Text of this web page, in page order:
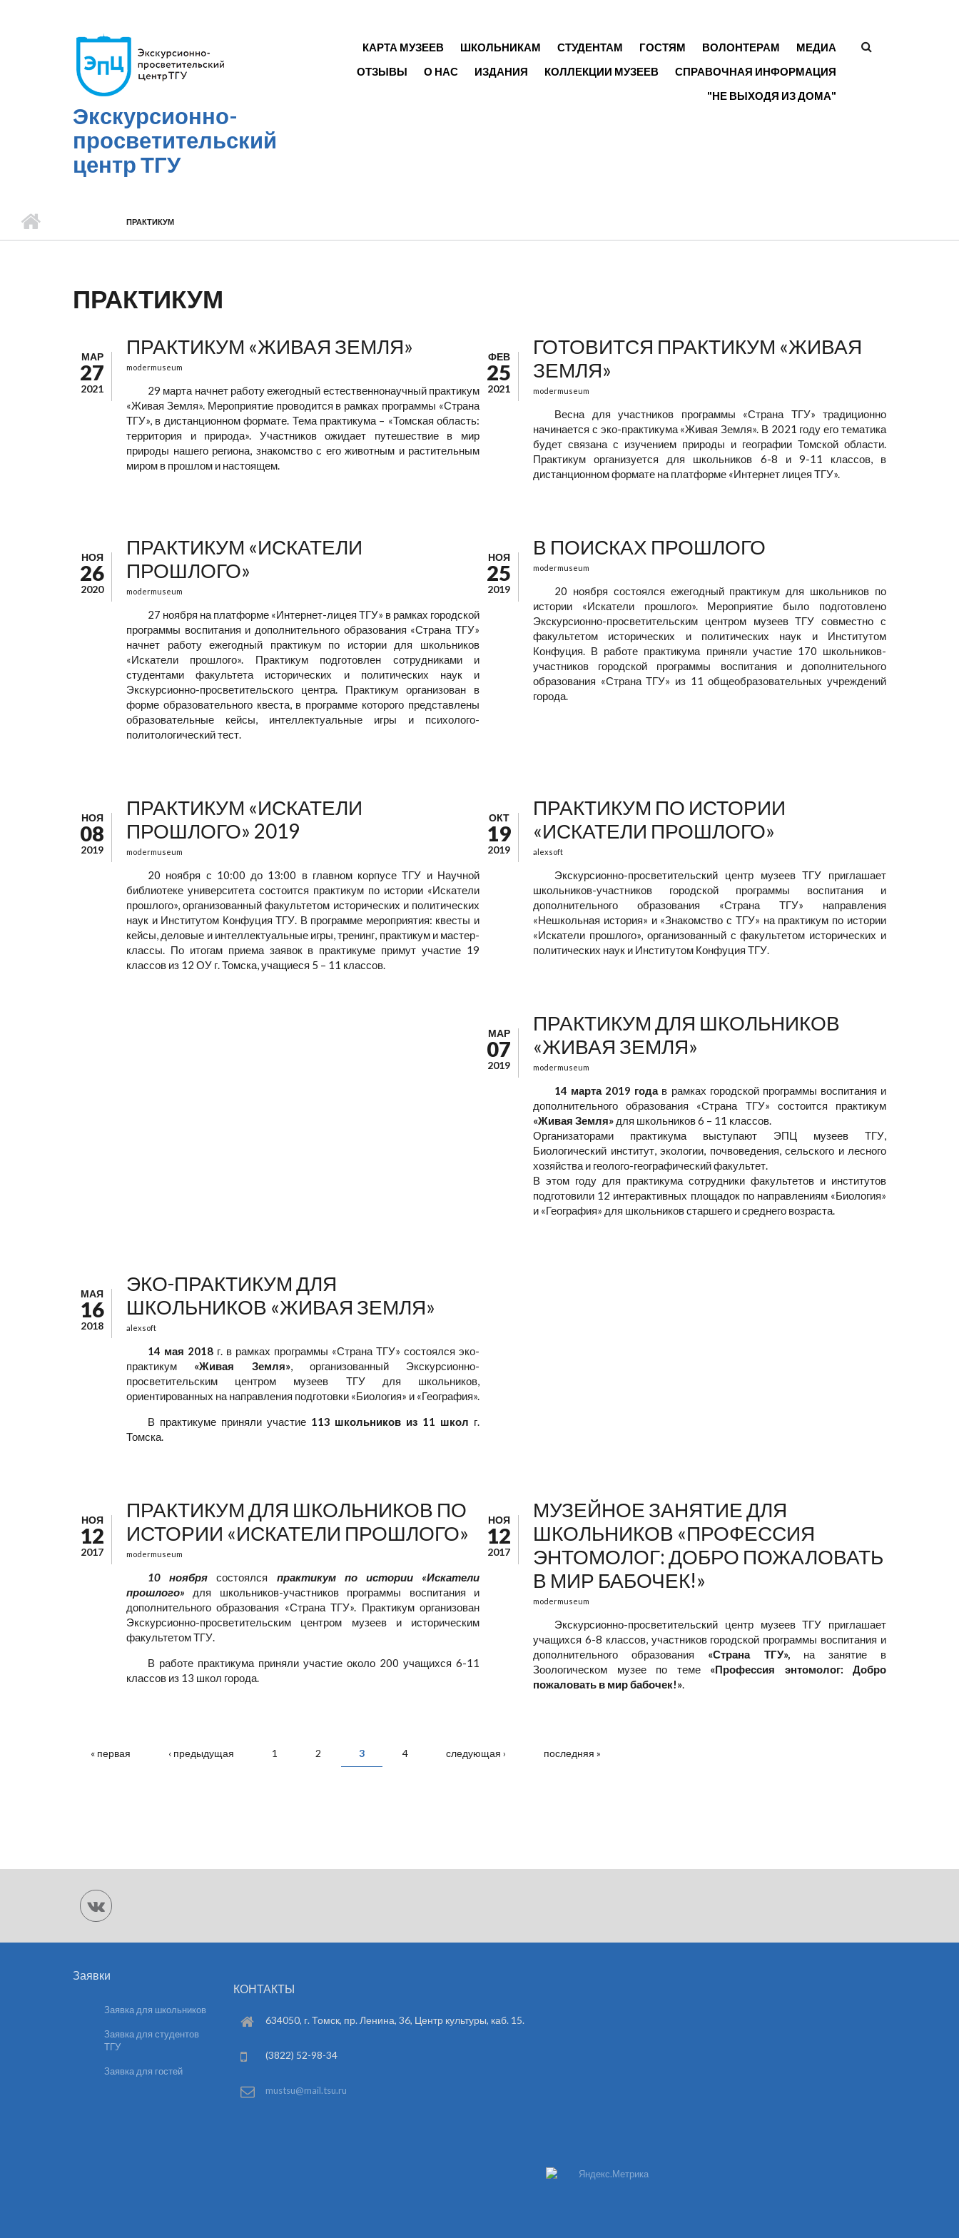
Экскурсионно-
просветительский
центр ТГУ
ФОРМА
ГЛАВНОЕ МЕНЮ
КАРТА МУЗЕЕВ ШКОЛЬНИКАМ СТУДЕНТАМ ГОСТЯМ ВОЛОНТЕРАМ
МЕДИА
ОТЗЫВЫ
О НАС ИЗДАНИЯ КОЛЛЕКЦИИ МУЗЕЕВ
СПРАВОЧНАЯ ИНФОРМАЦИЯ
"НЕ ВЫХОДЯ ИЗ ДОМА"
ПРАКТИКУМ
ПРАКТИКУМ
МАР
27
2021
ПРАКТИКУМ «ЖИВАЯ ЗЕМЛЯ»
modermuseum
29 марта начнет работу ежегодный естественнонаучный практикум
«Живая Земля». Мероприятие проводится в рамках программы «Страна
ТГУ», в дистанционном формате. Тема практикума – «Томская область:
территория и природа». Участников ожидает путешествие в мир
природы нашего региона, знакомство с его животным и растительным
миром в прошлом и настоящем.
ФЕВ
25
2021
ГОТОВИТСЯ ПРАКТИКУМ «ЖИВАЯ
ЗЕМЛЯ»
modermuseum
Весна для участников программы «Страна ТГУ» традиционно
начинается с эко-практикума «Живая Земля». В 2021 году его тематика
будет связана с изучением природы и географии Томской области.
Практикум организуется для школьников 6-8 и 9-11 классов, в
дистанционном формате на платформе «Интернет лицея ТГУ».
НОЯ
26
2020
ПРАКТИКУМ «ИСКАТЕЛИ
ПРОШЛОГО»
modermuseum
27 ноября на платформе «Интернет-лицея ТГУ» в рамках городской
программы воспитания и дополнительного образования «Страна ТГУ»
начнет работу ежегодный практикум по истории для школьников
«Искатели прошлого». Практикум подготовлен сотрудниками и
студентами факультета исторических и политических наук и
Экскурсионно-просветительского центра. Практикум организован в
форме образовательного квеста, в программе которого представлены
образовательные кейсы, интеллектуальные игры и психолого-
политологический тест.
НОЯ
25
2019
В ПОИСКАХ ПРОШЛОГО
modermuseum
20 ноября состоялся ежегодный практикум для школьников по
истории «Искатели прошлого». Мероприятие было подготовлено
Экскурсионно-просветительским центром музеев ТГУ совместно с
факультетом исторических и политических наук и Институтом
Конфуция. В работе практикума приняли участие 170 школьников-
участников городской программы воспитания и дополнительного
образования «Страна ТГУ» из 11 общеобразовательных учреждений
города.
НОЯ
08
2019
ПРАКТИКУМ «ИСКАТЕЛИ
ПРОШЛОГО» 2019
modermuseum
20 ноября с 10:00 до 13:00 в главном корпусе ТГУ и Научной
библиотеке университета состоится практикум по истории «Искатели
прошлого», организованный факультетом исторических и политических
наук и Институтом Конфуция ТГУ. В программе мероприятия: квесты и
кейсы, деловые и интеллектуальные игры, тренинг, практикум и мастер-
классы. По итогам приема заявок в практикуме примут участие 19
классов из 12 ОУ г. Томска, учащиеся 5 – 11 классов.
ОКТ
19
2019
ПРАКТИКУМ ПО ИСТОРИИ
«ИСКАТЕЛИ ПРОШЛОГО»
alexsoft
Экскурсионно-просветительский центр музеев ТГУ приглашает
школьников-участников городской программы воспитания и
дополнительного образования «Страна ТГУ» направления
«Нешкольная история» и «Знакомство с ТГУ» на практикум по истории
«Искатели прошлого», организованный с факультетом исторических и
политических наук и Институтом Конфуция ТГУ.
МАР
07
2019
ПРАКТИКУМ ДЛЯ ШКОЛЬНИКОВ
«ЖИВАЯ ЗЕМЛЯ»
modermuseum
14 марта 2019 годав рамках городской программы воспитания и
дополнительного образования «Страна ТГУ» состоится практикум
«Живая Земля» для школьников 6 – 11 классов.
Организаторами практикума выступают ЭПЦ музеев ТГУ,
Биологический институт, экологии, почвоведения, сельского и лесного
хозяйства и геолого-географический факультет.
В этом году для практикума сотрудники факультетов и институтов
подготовили 12 интерактивных площадок по направлениям «Биология»
и «География» для школьников старшего и среднего возраста.
МАЯ
16
2018
ЭКО-ПРАКТИКУМ ДЛЯ
ШКОЛЬНИКОВ «ЖИВАЯ ЗЕМЛЯ»
alexsoft
14 мая 2018 г. в рамках программы «Страна ТГУ» состоялся эко-
практикум «Живая Земля», организованный Экскурсионно-
просветительским центром музеев ТГУ для школьников,
ориентированных на направления подготовки «Биология» и «География».
В практикуме приняли участие 113 школьников из 11 школ г.
Томска.
НОЯ
12
2017
ПРАКТИКУМ ДЛЯ ШКОЛЬНИКОВ ПО
ИСТОРИИ «ИСКАТЕЛИ ПРОШЛОГО»
modermuseum
10 ноября состоялся практикум по истории «Искатели
прошлого» для школьников-участников программы воспитания и
дополнительного образования «Страна ТГУ». Практикум организован
Экскурсионно-просветительским центром музеев и историческим
факультетом ТГУ.
В работе практикума приняли участие около 200 учащихся 6-11
классов из 13 школ города.
НОЯ
12
2017
МУЗЕЙНОЕ ЗАНЯТИЕ ДЛЯ
ШКОЛЬНИКОВ «ПРОФЕССИЯ
ЭНТОМОЛОГ: ДОБРО ПОЖАЛОВАТЬ
В МИР БАБОЧЕК!»
modermuseum
Экскурсионно-просветительский центр музеев ТГУ приглашает
учащихся 6-8 классов, участников городской программы воспитания и
дополнительного образования «Страна ТГУ»,на занятие в
Зоологическом музее по теме «Профессия энтомолог: Добро
пожаловать в мир бабочек!».
СТРАНИЦЫ
« первая ‹ предыдущая 1 2 3 4 следующая › последняя »
Заявки
Заявка для школьников
Заявка для студентов
ТГУ
Заявка для гостей
КОНТАКТЫ
634050, г. Томск, пр. Ленина, 36, Центр культуры, каб. 15.
(3822) 52-98-34
mustsu@mail.tsu.ru